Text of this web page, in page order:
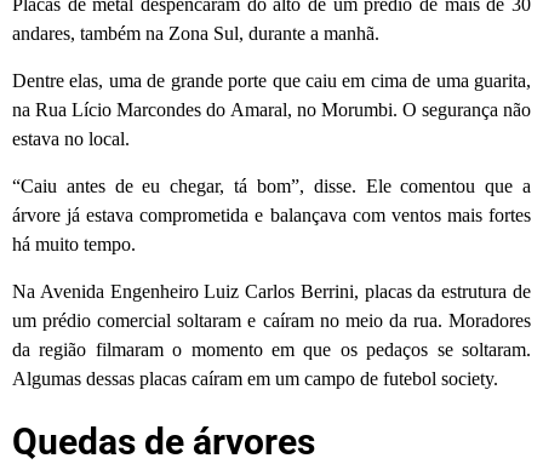
Placas de metal despencaram do alto de um prédio de mais de 30
andares, também na Zona Sul, durante a manhã.
Dentre elas, uma de grande porte que caiu em cima de uma guarita,
na Rua Lício Marcondes do Amaral, no Morumbi. O segurança não
estava no local.
“Caiu antes de eu chegar, tá bom”, disse. Ele comentou que a
árvore já estava comprometida e balançava com ventos mais fortes
há muito tempo.
Na Avenida Engenheiro Luiz Carlos Berrini, placas da estrutura de
um prédio comercial soltaram e caíram no meio da rua. Moradores
da região filmaram o momento em que os pedaços se soltaram.
Algumas dessas placas caíram em um campo de futebol society.
Quedas de árvores